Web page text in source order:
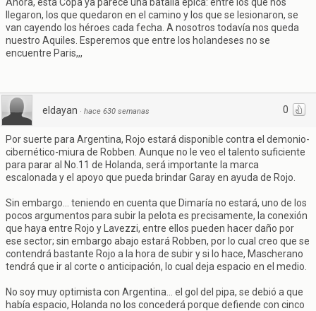
llegaron, los que quedaron en el camino y los que se lesionaron, se
van cayendo los héroes cada fecha. A nosotros todavía nos queda
nuestro Aquiles. Esperemos que entre los holandeses no se
encuentre Paris,,,
0
eldayan · hace 630 semanas
Por suerte para Argentina, Rojo estará disponible contra el demonio-
cibernético-miura de Robben. Aunque no le veo el talento suficiente
para parar al No.11 de Holanda, será importante la marca
escalonada y el apoyo que pueda brindar Garay en ayuda de Rojo.
Sin embargo... teniendo en cuenta que Dimaría no estará, uno de los
pocos argumentos para subir la pelota es precisamente, la conexión
que haya entre Rojo y Lavezzi, entre ellos pueden hacer daño por
ese sector; sin embargo abajo estará Robben, por lo cual creo que se
contendrá bastante Rojo a la hora de subir y si lo hace, Mascherano
tendrá que ir al corte o anticipación, lo cual deja espacio en el medio.
No soy muy optimista con Argentina... el gol del pipa, se debió a que
había espacio, Holanda no los concederá porque defiende con cinco